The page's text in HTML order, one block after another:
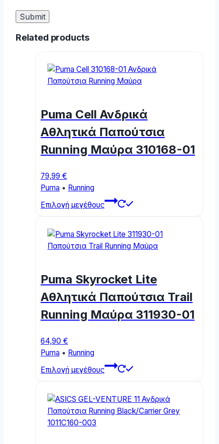
Related products
Puma Cell Ανδρικά
Αθλητικά Παπούτσια
Running Μαύρα 310168-01
79,99 €
Puma • Running
Επιλογή μεγέθους
This
multiple
variants.
may
be
chosen
on
Puma Skyrocket Lite
Αθλητικά Παπούτσια Trail
Running Μαύρα 311930-01
64,90 €
Puma • Running
Επιλογή μεγέθους
This
multiple
variants.